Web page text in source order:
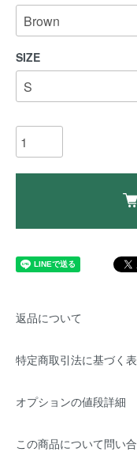
SIZE
返品について
特定商取引法に基づく
オプションの値段詳細
この商品について問い